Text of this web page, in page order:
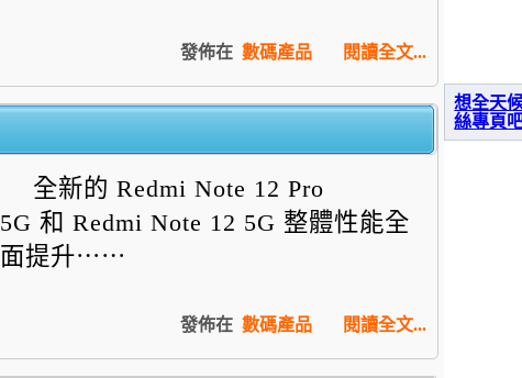
閱讀全文...
發佈在 數碼產品
全新的 Redmi Note 12 Pro
5G 和 Redmi Note 12 5G 整體性能全
面提升⋯⋯
閱讀全文...
發佈在 數碼產品
想全天
絲專頁